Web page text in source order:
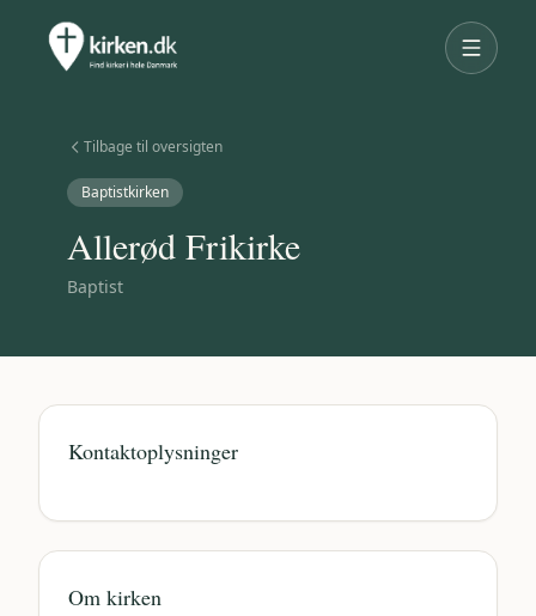
Tilbage til oversigten
Baptistkirken
Allerød Frikirke
Baptist
Kontaktoplysninger
Om kirken